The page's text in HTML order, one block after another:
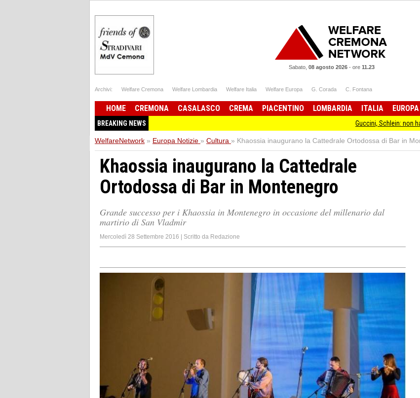
Sabato, 08 agosto 2026 - ore 11.23
Archivi: Welfare Cremona Welfare Lombardia Welfare Italia Welfare Europa G. Corada C. Fontana
HOME CREMONA CASALASCO CREMA PIACENTINO LOMBARDIA ITALIA EUROPA
BREAKING NEWS Guccini, Schlein: non ha mai
WelfareNetwork » Europa Notizie » Cultura » Khaossia inaugurano la Cattedrale Ortodossa di Bar in
Khaossia inaugurano la Cattedrale
Ortodossa di Bar in Montenegro
Grande successo per i Khaossia in Montenegro in occasione del millenario dal
martirio di San Vladmir
Mercoledì 28 Settembre 2016 | Scritto da Redazione